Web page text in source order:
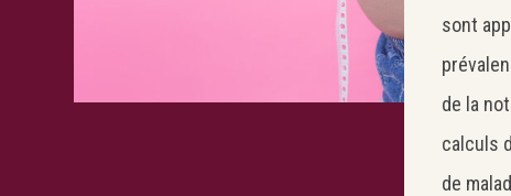
sont
de la
calculs
de